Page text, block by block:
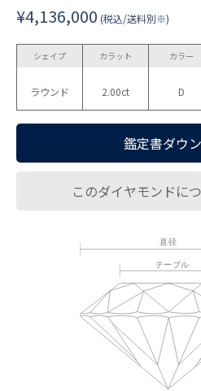
¥4,136,000 (税込/送料別※)
シェイプ
ラウンド
カラット
2.00ct
カラー
D
鑑定書ダウ
このダイヤモンドに